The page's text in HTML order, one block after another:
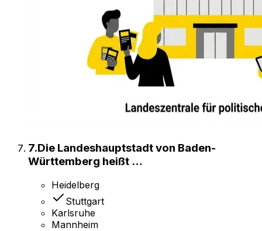
7.Die Landeshauptstadt von Baden-
Württemberg heißt …
Heidelberg
Stuttgart
Karlsruhe
Mannheim